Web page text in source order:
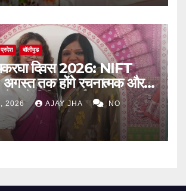
प्रदेश बॉलीवुड
दिवस 2026: NIFT
अगस्त तक होंगे रचनात्मक और
जुड़े विविध कार्यक्रम
2026 AJAY JHA NO